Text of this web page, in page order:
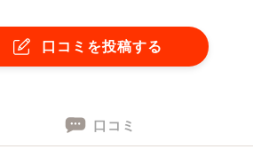
口コミを投稿する
口コミ